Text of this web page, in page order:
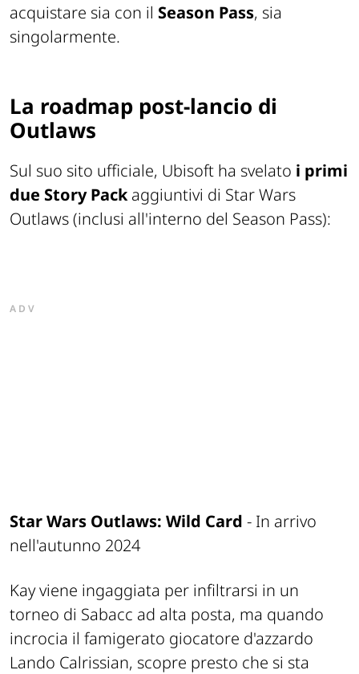
acquistare sia con il Season Pass, sia
singolarmente.
La roadmap post-lancio di
Outlaws
Sul suo sito ufficiale, Ubisoft ha svelato i primi
due Story Packaggiuntivi di Star Wars
Outlaws (inclusi all'interno del Season Pass):
ADV
Star Wars Outlaws: Wild Card - In arrivo
nell'autunno 2024
Kay viene ingaggiata per infiltrarsi in un
torneo di Sabacc ad alta posta, ma quando
incrocia il famigerato giocatore d'azzardo
Lando Calrissian, scopre presto che si sta